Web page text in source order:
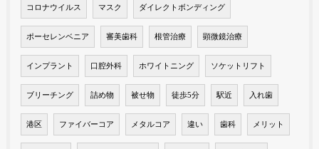
コロナウイルス マスク ダイレクトボンディング
ポーセレンベニア 審美歯科 根管治療 顕微鏡治療
インプラント 口腔外科 ホワイトニング ソケットリフト
ブリーチング 詰め物 被せ物 徒歩5分 駅近 入れ歯
港区 ファイバーコア メタルコア 違い 歯科 メリット